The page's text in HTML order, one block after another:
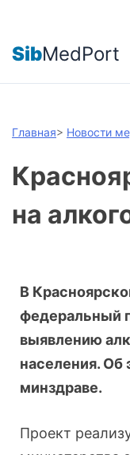
SibMedPort
Главная> Новости
на
В
федеральный
выявлению
населения. Об
минздраве.
Проект